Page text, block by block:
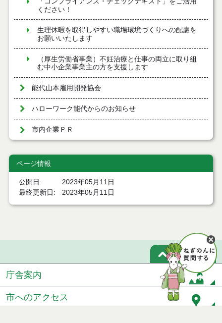
ください！
生理休暇を取得しやすい職場環境づくりへの配慮を
お願いいたします
（厚生労働省事業）不妊治療と仕事の両立に取り組
む中小企業事業主の方を支援します
能代山本雇用開発協会
ハローワーク能代からのお知らせ
市内企業ＰＲ
ページ情報
公開日
2023年05月11日
最終更新日
2023年05月11日
ページトップ
庁舎案内
市へのアクセス